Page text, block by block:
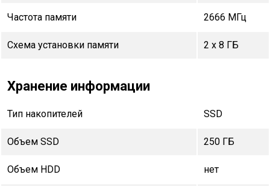
Частота памяти 2666 МГц
Схема установки памяти 2 x 8 ГБ
Хранение информации
Тип накопителей SSD
Объем SSD 250 ГБ
Объем HDD нет